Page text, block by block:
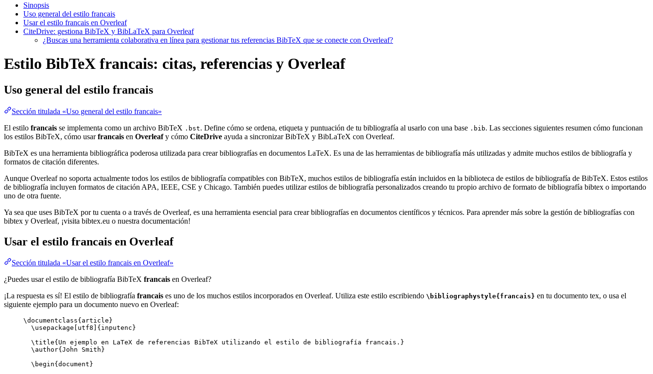
Sinopsis
Uso general del estilo francais
Usar el estilo francais en Overleaf
CiteDrive: gestiona BibTeX y BibLaTeX para Overleaf
¿Buscas una herramienta colaborativa en línea para gestionar tus referencias BibTeX que se conecte con Overleaf?
Estilo BibTeX francais: citas, referencias y Overleaf
Uso general del estilo francais
Sección titulada «Uso general del estilo francais»
El estilo francais se implementa como un archivo BibTeX .bst. Define cómo se ordena, etiqueta y puntuación de tu bibliografía al usarlo con una base .bib. Las secciones siguientes resumen cómo funcionan
los estilos BibTeX, cómo usarfrancais en Overleafy cómo CiteDrive ayuda a sincronizar BibTeX y BibLaTeX con Overleaf.
BibTeX es una herramienta bibliográfica poderosa utilizada para crear bibliografías en documentos LaTeX. Es una de las herramientas de bibliografía más utilizadas y admite muchos estilos de bibliografía y
formatos de citación diferentes.
Aunque Overleaf no soporta actualmente todos los estilos de bibliografía compatibles con BibTeX, muchos estilos de bibliografía están incluidos en la biblioteca de estilos de bibliografía de BibTeX. Estos estilos
de bibliografía incluyen formatos de citación APA, IEEE, CSE y Chicago. También puedes utilizar estilos de bibliografía personalizados creando tu propio archivo de formato de bibliografía bibtex o importando
uno de otra fuente.
Ya sea que uses BibTeX por tu cuenta o a través de Overleaf, es una herramienta esencial para crear bibliografías en documentos científicos y técnicos. Para aprender más sobre la gestión de bibliografías con
bibtex y Overleaf, ¡visita bibtex.eu o nuestra documentación!
Usar el estilo francais en Overleaf
Sección titulada «Usar el estilo francais en Overleaf»
¿Puedes usar el estilo de bibliografía BibTeX francais en Overleaf?
¡La respuesta es sí! El estilo de bibliografía francais es uno de los muchos estilos incorporados en Overleaf. Utiliza este estilo escribiendo \bibliographystyle{francais} en tu documento tex, o usa el
siguiente ejemplo para un documento nuevo en Overleaf:
\documentclass{ article }
\usepackage
utf8 ]{ inputenc }
\title{Un ejemplo en LaTeX de referencias BibTeX utilizando el estilo de bibliografía francais.}
\author{John Smith}
\begin{ document }